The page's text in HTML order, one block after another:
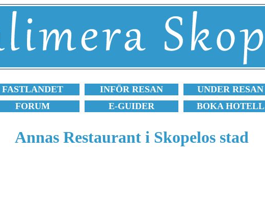
FASTLANDET INFÖR RESAN UNDER RESAN
FORUM E-GUIDER BOKA HOTELL
Annas Restaurant i Skopelos stad